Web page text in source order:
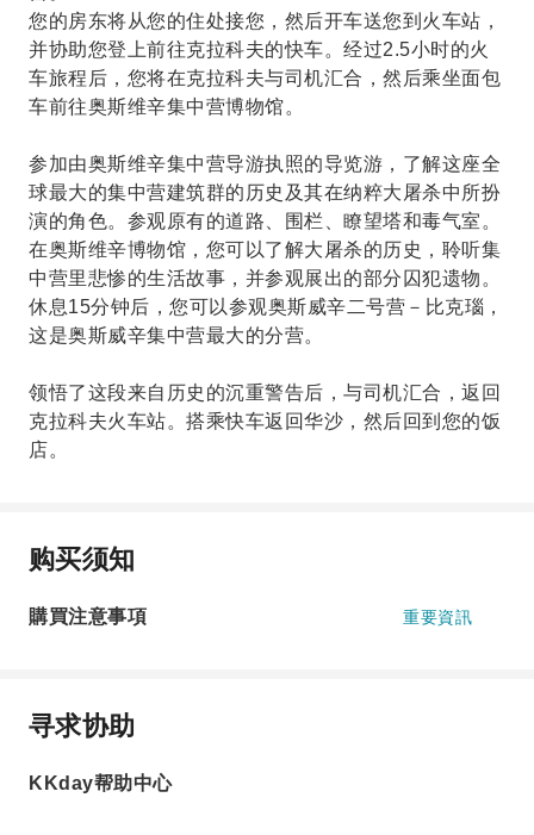
您的房东将从您的住处接您，然后开车送您到火车站，
并协助您登上前往克拉科夫的快车。经过2.5小时的火
车旅程后，您将在克拉科夫与司机汇合，然后乘坐面包
车前往奥斯维辛集中营博物馆。
参加由奥斯维辛集中营导游执照的导览游，了解这座全
球最大的集中营建筑群的历史及其在纳粹大屠杀中所扮
演的角色。参观原有的道路、围栏、瞭望塔和毒气室。
在奥斯维辛博物馆，您可以了解大屠杀的历史，聆听集
中营里悲惨的生活故事，并参观展出的部分囚犯遗物。
休息15分钟后，您可以参观奥斯威辛二号营－比克瑙，
这是奥斯威辛集中营最大的分营。
领悟了这段来自历史的沉重警告后，与司机汇合，返回
克拉科夫火车站。搭乘快车返回华沙，然后回到您的饭
店。
购买须知
購買注意事項 重要資訊
寻求协助
KKday帮助中心